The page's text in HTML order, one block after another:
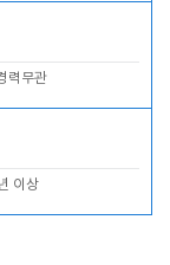
력무관
이상